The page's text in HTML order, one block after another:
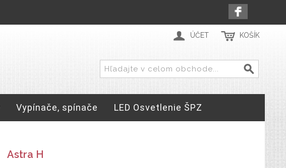
ÚČET KOŠÍK
Vypínače, spínače LED Osvetlenie ŠPZ
Astra H